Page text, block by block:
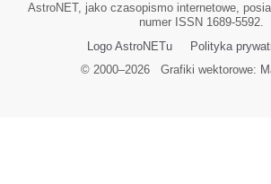
AstroNET, jako czasopismo internetowe,
numer ISSN 1689-5592.
Logo AstroNETu
Polityka
© 2000–2026Grafiki wektorowe: